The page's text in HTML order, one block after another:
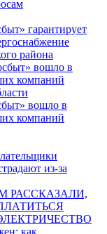
гарантирует
района
вошло в
компаний
вошло в
компаний
из-за
РАССКАЗАЛИ,